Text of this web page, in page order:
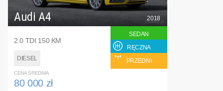
Audi A4
2.0 TDI 150 KM
DIESEL
2018
SEDAN
RĘCZNA
PRZEDNI
CENA ŚREDNIA
80 000 zł